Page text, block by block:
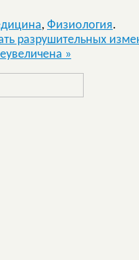
, Физиология.
разрушительных
»